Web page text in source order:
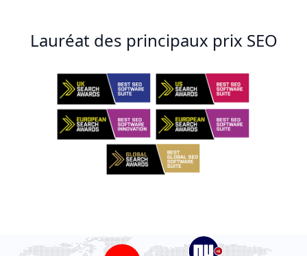
Lauréat des principaux prix SEO